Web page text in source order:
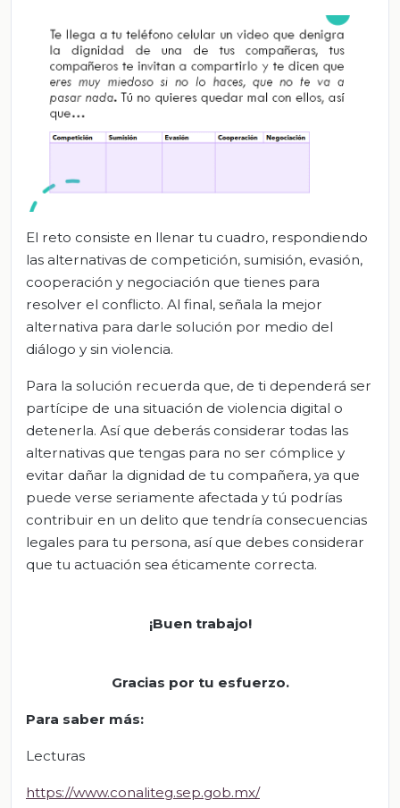
El reto consiste en llenar tu cuadro, respondiendo
las alternativas de competición, sumisión, evasión,
cooperación y negociación que tienes para
resolver el conflicto. Al final, señala la mejor
alternativa para darle solución por medio del
diálogo y sin violencia.
Para la solución recuerda que, de ti dependerá ser
partícipe de una situación de violencia digital o
detenerla. Así que deberás considerar todas las
alternativas que tengas para no ser cómplice y
evitar dañar la dignidad de tu compañera, ya que
puede verse seriamente afectada y tú podrías
contribuir en un delito que tendría consecuencias
legales para tu persona, así que debes considerar
que tu actuación sea éticamente correcta.
¡Buen trabajo!
Gracias por tu esfuerzo.
Para saber más:
Lecturas
https://www.conaliteg.sep.gob.mx/